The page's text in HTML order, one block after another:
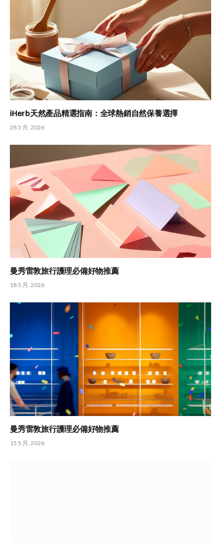
iHerb天然產品精選指南：全球熱銷自然保養選擇
28 5 月, 2026
曼秀雷敦旅行護理必備好物推薦
18 5 月, 2026
曼秀雷敦旅行護理必備好物推薦
15 5 月, 2026